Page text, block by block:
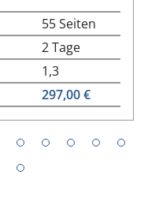
55 Seiten
2 Tage
1,3
297,00 €
8 9 10 11
12
16